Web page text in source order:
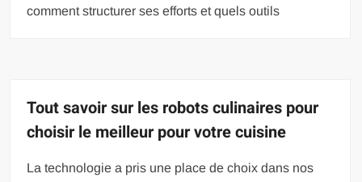
comment structurer ses efforts et quels outils
Tout savoir sur les robots culinaires pour
choisir le meilleur pour votre cuisine
La technologie a pris une place de choix dans nos